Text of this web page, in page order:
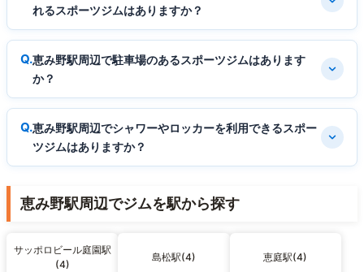
れるスポーツジムはありますか？
恵み野駅周辺で駐車場のあるスポーツジムはあります
か？
恵み野駅周辺でシャワーやロッカーを利用できるスポー
ツジムはありますか？
恵み野駅周辺でジムを駅から探す
サッポロビール庭園駅
(4)
島松駅(4) 恵庭駅(4)